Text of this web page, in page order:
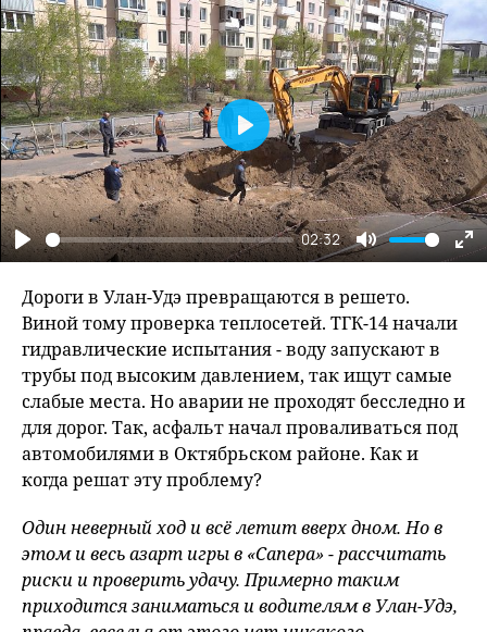
Play
02:32
Mute
Play
Дороги в Улан-Удэ превращаются в решето.
Виной тому проверка теплосетей. ТГК-14 начали
гидравлические испытания - воду запускают в
трубы под высоким давлением, так ищут самые
слабые места. Но аварии не проходят бесследно и
для дорог. Так, асфальт начал проваливаться под
автомобилями в Октябрьском районе. Как и
когда решат эту проблему?
Один неверный ход и всё летит вверх дном. Но в
этом и весь азарт игры в «Сапера» - рассчитать
риски и проверить удачу. Примерно таким
приходится заниматься и водителям в Улан-Удэ,